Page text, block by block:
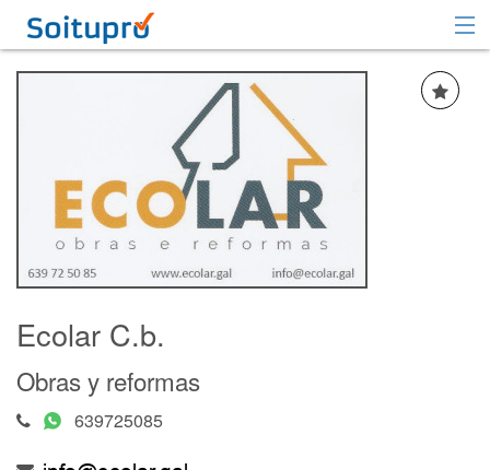
Recomendar
Registrarse
Iniciar sesión
Ecolar C.b.
Obras y reformas
639725085